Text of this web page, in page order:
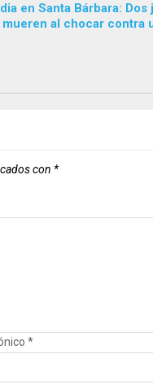
en Santa Bárbara:
mueren al chocar contra
con *
*